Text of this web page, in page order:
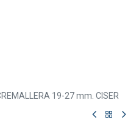
19-27 mm. CISER